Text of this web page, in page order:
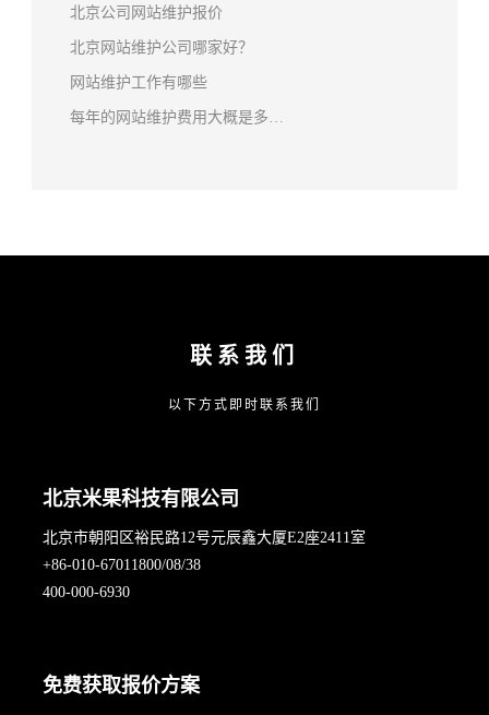
北京公司网站维护报价
北京网站维护公司哪家好？
网站维护工作有哪些
每年的网站维护费用大概是多…
联系我们
以下方式即时联系我们
北京米果科技有限公司
北京市朝阳区裕民路12号元辰鑫大厦E2座2411室
+86-010-67011800/08/38
400-000-6930
免费获取报价方案